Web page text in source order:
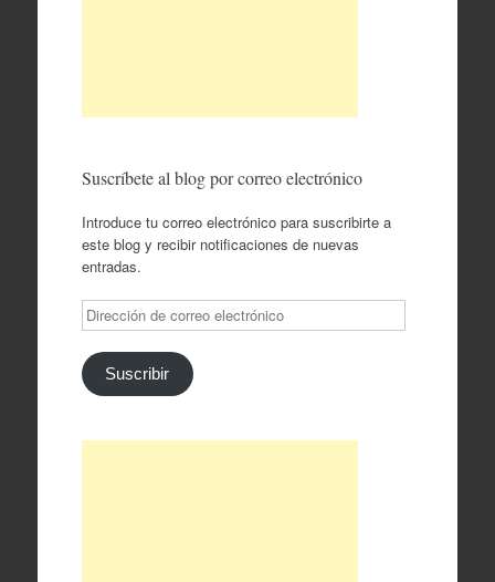
Suscríbete al blog por correo electrónico
Introduce tu correo electrónico para suscribirte a
este blog y recibir notificaciones de nuevas
entradas.
Dirección
de
correo
electrónico
Suscribir